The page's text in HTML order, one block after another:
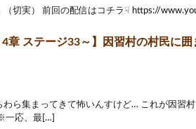
（切実） 前回の配信はコチラ☟ https://
4章 ステージ33～】因習村の村民に
わら集まってきて怖いんすけど… これが因習
一応、最[…]